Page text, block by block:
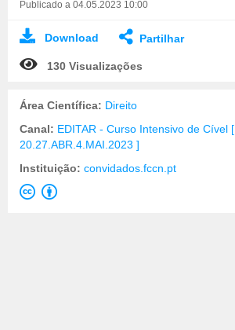
Publicado a 04.05.2023 10:00
Download Partilhar
130 Visualizações
Área Científica: Direito
Canal: EDITAR - Curso Intensivo de Cível [
20.27.ABR.4.MAI.2023 ]
Instituição: convidados.fccn.pt